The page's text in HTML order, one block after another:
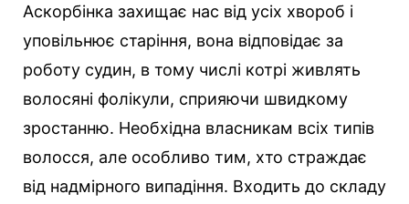
Аскорбінка захищає нас від усіх хвороб і
уповільнює старіння, вона відповідає за
роботу судин, в тому числі котрі живлять
волосяні фолікули, сприяючи швидкому
зростанню. Необхідна власникам всіх типів
волосся, але особливо тим, хто страждає
від надмірного випадіння. Входить до складу